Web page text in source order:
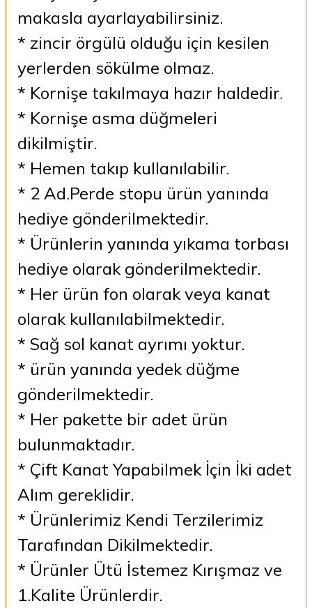
makasla ayarlayabilirsiniz.
* zincir örgülü olduğu için kesilen
yerlerden sökülme olmaz.
* Kornişe takılmaya hazır haldedir.
* Kornişe asma düğmeleri
dikilmiştir.
* Hemen takıp kullanılabilir.
* 2 Ad.Perde stopu ürün yanında
hediye gönderilmektedir.
* Ürünlerin yanında yıkama torbası
hediye olarak gönderilmektedir.
* Her ürün fon olarak veya kanat
olarak kullanılabilmektedir.
* Sağ sol kanat ayrımı yoktur.
* ürün yanında yedek düğme
gönderilmektedir.
* Her pakette bir adet ürün
bulunmaktadır.
* Çift Kanat Yapabilmek İçin İki adet
Alım gereklidir.
* Ürünlerimiz Kendi Terzilerimiz
Tarafından Dikilmektedir.
* Ürünler Ütü İstemez Kırışmaz ve
1.Kalite Ürünlerdir.